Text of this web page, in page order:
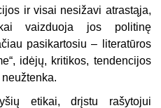
ir visai nesižavi atrastąja,
vaizduoja jos politinę
pasikartosiu – literatūros
idėjų, kritikos, tendencijos
etikai, drįstu rašytojui